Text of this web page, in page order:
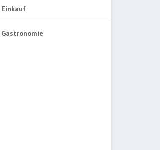
Einkauf
Gastronomie